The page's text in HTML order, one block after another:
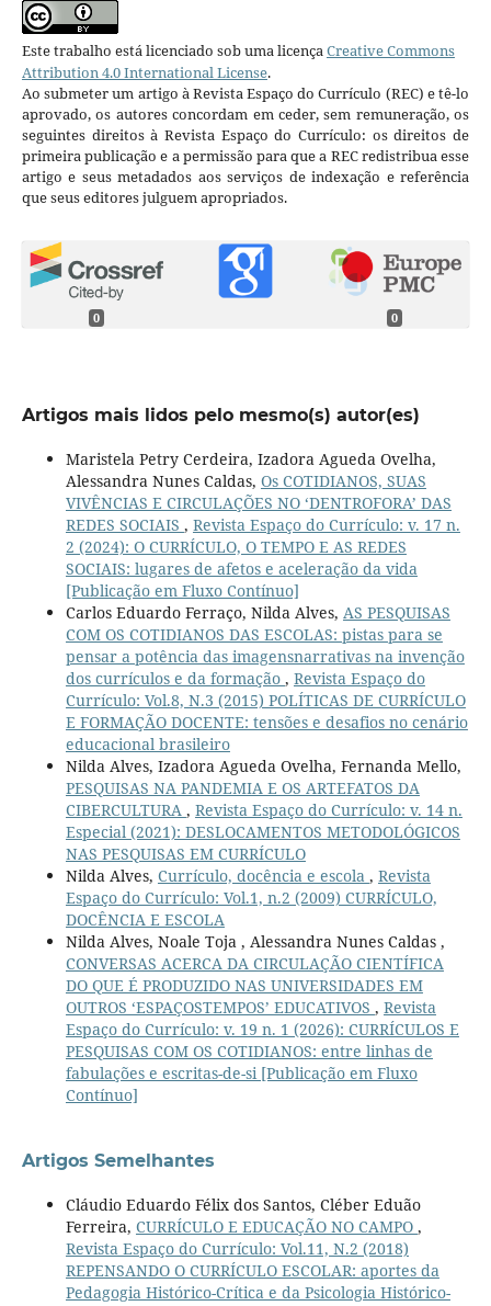
Este trabalho está licenciado sob uma licençaCreative Commons
Attribution 4.0 International License.
Ao submeter um artigo à Revista Espaço do Currículo (REC) e tê-lo
aprovado, os autores concordam em ceder, sem remuneração, os
seguintes direitos à Revista Espaço do Currículo: os direitos de
primeira publicação e a permissão para que a REC redistribua esse
artigo e seus metadados aos serviços de indexação e referência
que seus editores julguem apropriados.
0 0
Artigos mais lidos pelo mesmo(s) autor(es)
Maristela Petry Cerdeira, Izadora Agueda Ovelha,
Alessandra Nunes Caldas, Os COTIDIANOS, SUAS
VIVÊNCIAS E CIRCULAÇÕES NO ‘DENTROFORA’ DAS
REDES SOCIAIS , Revista Espaço do Currículo: v. 17 n.
2 (2024): O CURRÍCULO, O TEMPO E AS REDES
SOCIAIS: lugares de afetos e aceleração da vida
[Publicação em Fluxo Contínuo]
Carlos Eduardo Ferraço, Nilda Alves, AS PESQUISAS
COM OS COTIDIANOS DAS ESCOLAS: pistas para se
pensar a potência das imagensnarrativas na invenção
dos currículos e da formação , Revista Espaço do
Currículo: Vol.8, N.3 (2015) POLÍTICAS DE CURRÍCULO
E FORMAÇÃO DOCENTE: tensões e desafios no cenário
educacional brasileiro
Nilda Alves, Izadora Agueda Ovelha, Fernanda Mello,
PESQUISAS NA PANDEMIA E OS ARTEFATOS DA
CIBERCULTURA , Revista Espaço do Currículo: v. 14 n.
Especial (2021): DESLOCAMENTOS METODOLÓGICOS
NAS PESQUISAS EM CURRÍCULO
Nilda Alves, Currículo, docência e escola , Revista
Espaço do Currículo: Vol.1, n.2 (2009) CURRÍCULO,
DOCÊNCIA E ESCOLA
Nilda Alves, Noale Toja , Alessandra Nunes Caldas ,
CONVERSAS ACERCA DA CIRCULAÇÃO CIENTÍFICA
DO QUE É PRODUZIDO NAS UNIVERSIDADES EM
OUTROS ‘ESPAÇOSTEMPOS’ EDUCATIVOS , Revista
Espaço do Currículo: v. 19 n. 1 (2026): CURRÍCULOS E
PESQUISAS COM OS COTIDIANOS: entre linhas de
fabulações e escritas-de-si [Publicação em Fluxo
Contínuo]
Artigos Semelhantes
Cláudio Eduardo Félix dos Santos, Cléber Eduão
Ferreira, CURRÍCULO E EDUCAÇÃO NO CAMPO ,
Revista Espaço do Currículo: Vol.11, N.2 (2018)
REPENSANDO O CURRÍCULO ESCOLAR: aportes da
Pedagogia Histórico-Crítica e da Psicologia Histórico-